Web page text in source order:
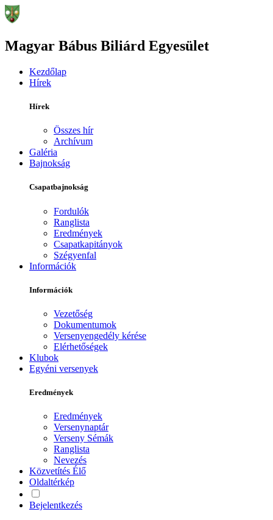
Magyar Bábus Biliárd Egyesület
Kezdőlap
Hírek
Hírek
Összes hír
Archívum
Galéria
Bajnokság
Csapatbajnokság
Fordulók
Ranglista
Eredmények
Csapatkapitányok
Szégyenfal
Információk
Információk
Vezetőség
Dokumentumok
Versenyengedély kérése
Elérhetőségek
Klubok
Egyéni versenyek
Eredmények
Eredmények
Versenynaptár
Verseny Sémák
Ranglista
Nevezés
Közvetítés Élő
Oldaltérkép
Bejelentkezés